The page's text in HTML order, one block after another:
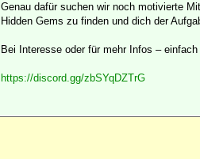
Genau dafür suchen wir noch motivierte
Hidden Gems zu finden und dich der
Bei Interesse oder für mehr Infos –
https://discord.gg/zbSYqDZTrG